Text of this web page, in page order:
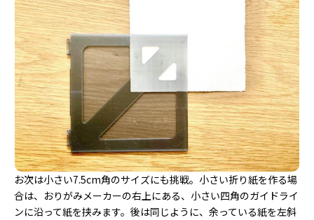
お次は小さい7.5cm角のサイズにも挑戦。小さい折り紙を作る場
合は、おりがみメーカーの右上にある、小さい四角のガイドライ
ンに沿って紙を挟みます。後は同じように、余っている紙を左斜